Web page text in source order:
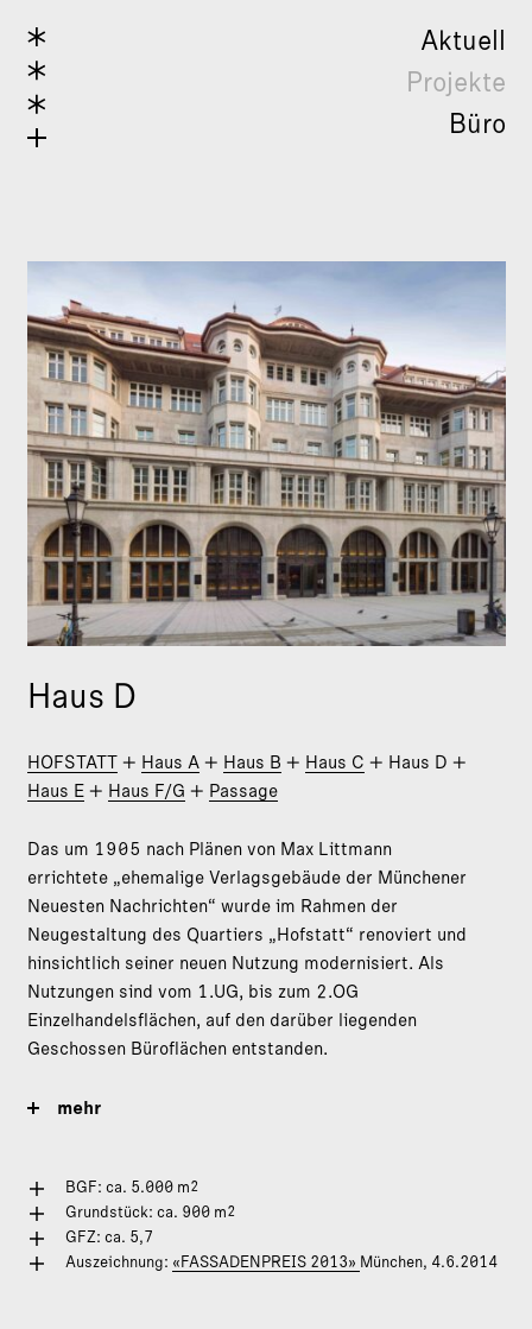
Aktuell
Projekte
Büro
Haus D
HOFSTATT+ Haus A+ Haus B + Haus C + Haus D +
Haus E+ Haus F/G + Passage
Das um 1905 nach Plänen von Max Littmann
errichtete „ehemalige Verlagsgebäude der Münchener
Neuesten Nachrichten“ wurde im Rahmen der
Neugestaltung des Quartiers „Hofstatt“ renoviert und
hinsichtlich seiner neuen Nutzung modernisiert. Als
Nutzungen sind vom 1.UG, bis zum 2.OG
Einzelhandelsflächen, auf den darüber liegenden
Geschossen Büroflächen entstanden.
mehr
BGF: ca. 5.000 m2
Grundstück: ca. 900 m2
GFZ: ca. 5,7
Auszeichnung: «FASSADENPREIS 2013» München, 4.6.2014